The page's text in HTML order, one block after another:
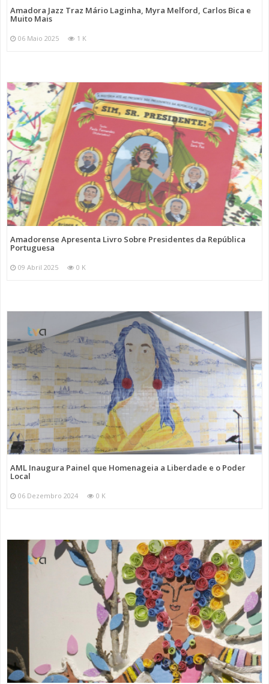
Amadora Jazz Traz Mário Laginha, Myra Melford, Carlos Bica e
Muito Mais
06 Maio 2025 1 K
Amadorense Apresenta Livro Sobre Presidentes da República
Portuguesa
09 Abril 2025 0 K
AML Inaugura Painel que Homenageia a Liberdade e o Poder
Local
06 Dezembro 2024 0 K